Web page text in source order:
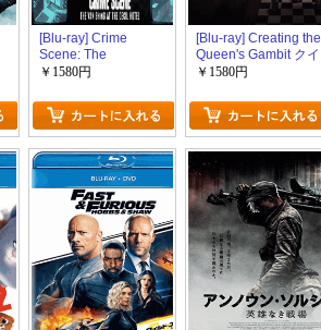
[Blu-ray] Crime
Scene: The
Vanishing at the Cecil
セシルホテル失踪事
件
￥1580円
[Blu-ray] Creating the
Queen's Gambit クイ
ーンズ・ギャンビッ
￥1580円